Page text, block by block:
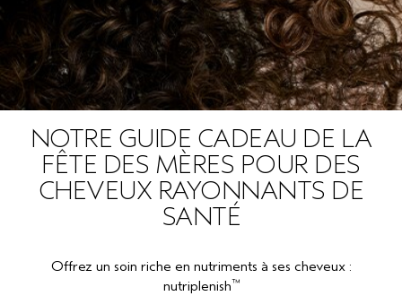
NOTRE GUIDE CADEAU DE LA
FÊTE DES MÈRES POUR DES
CHEVEUX RAYONNANTS DE
SANTÉ
Offrez un soin riche en nutriments à ses cheveux :
nutriplenish™